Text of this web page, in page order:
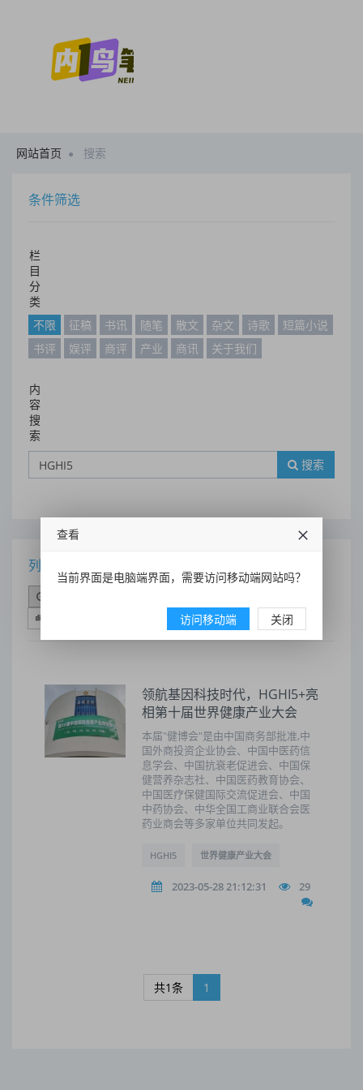
网站首页 搜索
条件筛选
栏
目
分
类
不限
征稿 书讯 随笔 散文 杂文 诗歌
短篇小说
书评
娱评 商评 产业 商讯 关于我们
内
容
搜
索
搜索
列表
领航基因科技时代，HGHI5+亮
相第十届世界健康产业大会
本届"健博会"是由中国商务部批准,中
国外商投资企业协会、中国中医药信
息学会、中国抗衰老促进会、中国保
健营养杂志社、中国医药教育协会、
中国医疗保健国际交流促进会、中国
中药协会、中华全国工商业联合会医
药业商会等多家单位共同发起。
HGHI5 世界健康产业大会
2023-05-28 21:12:31 29
共1条 1
查看
当前界面是电脑端界面，需要访问移动端网站吗？
访问移动端 关闭